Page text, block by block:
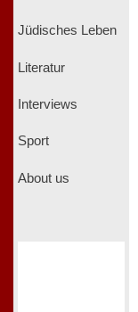
Jüdisches Leben
Literatur
Interviews
Sport
About us